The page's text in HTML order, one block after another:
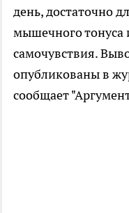
день, достаточно
мышечного тонуса
самочувствия.
опубликованы в
сообщает